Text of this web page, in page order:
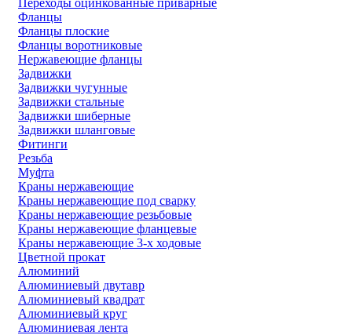
Переходы оцинкованные приварные
Фланцы
Фланцы плоские
Фланцы воротниковые
Нержавеющие фланцы
Задвижки
Задвижки чугунные
Задвижки стальные
Задвижки шиберные
Задвижки шланговые
Фитинги
Резьба
Муфта
Краны нержавеющие
Краны нержавеющие под сварку
Краны нержавеющие резьбовые
Краны нержавеющие фланцевые
Краны нержавеющие 3-х ходовые
Цветной прокат
Алюминий
Алюминиевый двутавр
Алюминиевый квадрат
Алюминиевый круг
Алюминиевая лента